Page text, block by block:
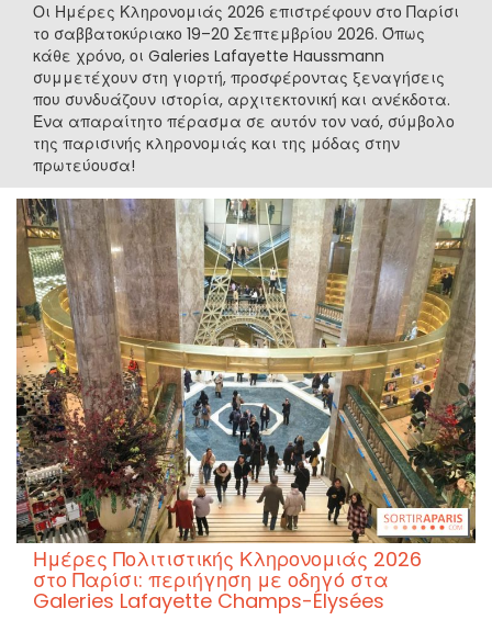
Οι Ημέρες Κληρονομιάς 2026 επιστρέφουν στο Παρίσι
το σαββατοκύριακο 19–20 Σεπτεμβρίου 2026. Όπως
κάθε χρόνο, οι Galeries Lafayette Haussmann
συμμετέχουν στη γιορτή, προσφέροντας ξεναγήσεις
που συνδυάζουν ιστορία, αρχιτεκτονική και ανέκδοτα.
Ένα απαραίτητο πέρασμα σε αυτόν τον ναό, σύμβολο
της παρισινής κληρονομιάς και της μόδας στην
πρωτεύουσα!
Ημέρες Πολιτιστικής Κληρονομιάς 2026
στο Παρίσι: περιήγηση με οδηγό στα
Galeries Lafayette Champs-Élysées